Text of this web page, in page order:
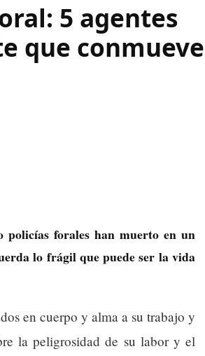
5 agentes
que conmueve
forales han muerto en un
lo frágil que puede ser la vida
en cuerpo y alma a su trabajo y
la peligrosidad de su labor y el